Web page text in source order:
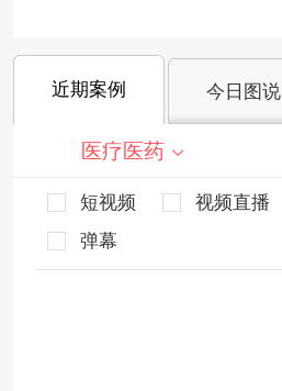
近期案例 今日图说
医疗医药
短视频 视频直播
弹幕